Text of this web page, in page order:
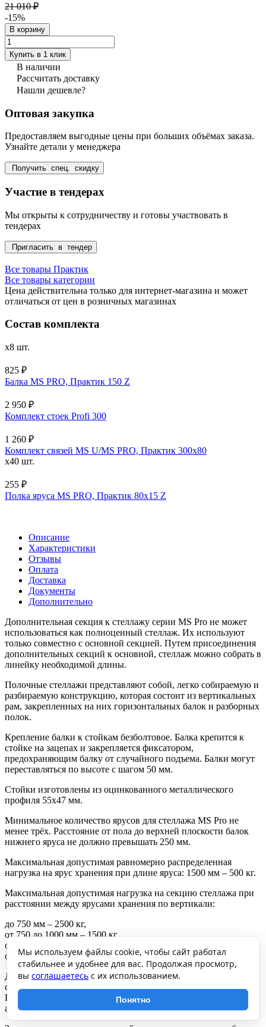
21 010 ₽
-15%
В корзину
Купить в 1 клик
В наличии
Рассчитать доставку
Нашли дешевле?
Оптовая закупка
Предоставляем выгодные цены при больших объёмах заказа.
Узнайте детали у менеджера
Получить спец. скидку
Участие в тендерах
Мы открыты к сотрудничеству и готовы участвовать в
тендерах
Пригласить в тендер
Все товары Практик
Все товары категории
Цена действительна только для интернет-магазина и может
отличаться от цен в розничных магазинах
Состав комплекта
x8 шт.
825 ₽
Балка MS PRO, Практик 150 Z
2 950 ₽
Комплект стоек Profi 300
1 260 ₽
Комплект связей MS U/MS PRO, Практик 300x80
x40 шт.
255 ₽
Полка яруса MS PRO, Практик 80х15 Z
Описание
Характеристики
Отзывы
Оплата
Доставка
Документы
Дополнительно
Дополнительная секция к стеллажу серии MS Pro не может
использоваться как полноценный стеллаж. Их используют
только совместно с основной секцией. Путем присоединения
дополнительных секций к основной, стеллаж можно собрать в
линейку необходимой длины.
Полочные стеллажи представляют собой, легко собираемую и
разбираемую конструкцию, которая состоит из вертикальных
рам, закрепленных на них горизонтальных балок и разборных
полок.
Крепление балки к стойкам безболтовое. Балка крепится к
стойке на зацепах и закрепляется фиксатором,
предохраняющим балку от случайного подъема. Балки могут
переставляться по высоте с шагом 50 мм.
Стойки изготовлены из оцинкованного металлического
профиля 55х47 мм.
Минимальное количество ярусов для стеллажа MS Pro не
менее трёх. Расстояние от пола до верхней плоскости балок
нижнего яруса не должно превышать 250 мм.
Максимальная допустимая равномерно распределенная
нагрузка на ярус хранения при длине яруса: 1500 мм – 500 кг.
Максимальная допустимая нагрузка на секцию стеллажа при
расстоянии между ярусами хранения по вертикали:
до 750 мм – 2500 кг,
от 750 до 1000 мм – 1500 кг,
от 1000 до 1250 мм – 1050 кг,
от 1250 до 2000 мм – 500 кг.
Допускается собирать стеллажи в линию с общей средней
стойкой. Грузоподъемность стеллажей при этом не снижается.
При эксплуатации стеллажей закрепление рам стеллажей
анкерными болтами обязательно.
Мы используем файлы cookie, чтобы сайт работал
стабильнее и удобнее для вас. Продолжая просмотр,
вы соглашаетесь с их использованием.
Понятно